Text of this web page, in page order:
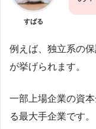
すばる
例えば、独立系の
が挙げられます。
一部上場企業の資
る最大手企業です。